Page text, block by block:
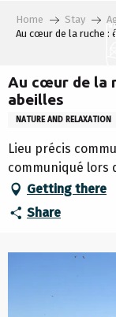
Home Stay
Au cœur de la ruche :
Au cœur de la
abeilles
NATURE AND RELAXATION
Lieu précis
communiqué lors
Getting there
Share